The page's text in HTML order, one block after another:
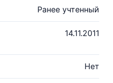
Ранее учтенный
14.11.2011
Нет